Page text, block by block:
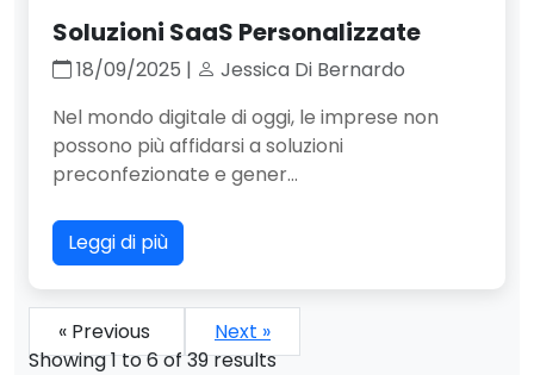
Soluzioni SaaS Personalizzate
18/09/2025 |
Jessica Di Bernardo
Nel mondo digitale di oggi, le imprese non
possono più affidarsi a soluzioni
preconfezionate e gener...
Leggi di più
« Previous
Next »
Showing1to6of39results